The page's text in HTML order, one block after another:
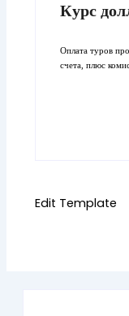
Курс
Оплата туров
счета, плюс
Edit Template